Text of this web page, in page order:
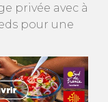
privée avec à
pour une